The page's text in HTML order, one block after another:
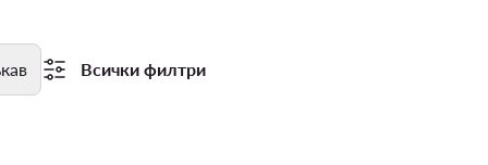
Всички филтри